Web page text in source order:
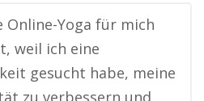
Online-Yoga für mich
weil ich eine
gesucht habe, meine
zu verbessern und